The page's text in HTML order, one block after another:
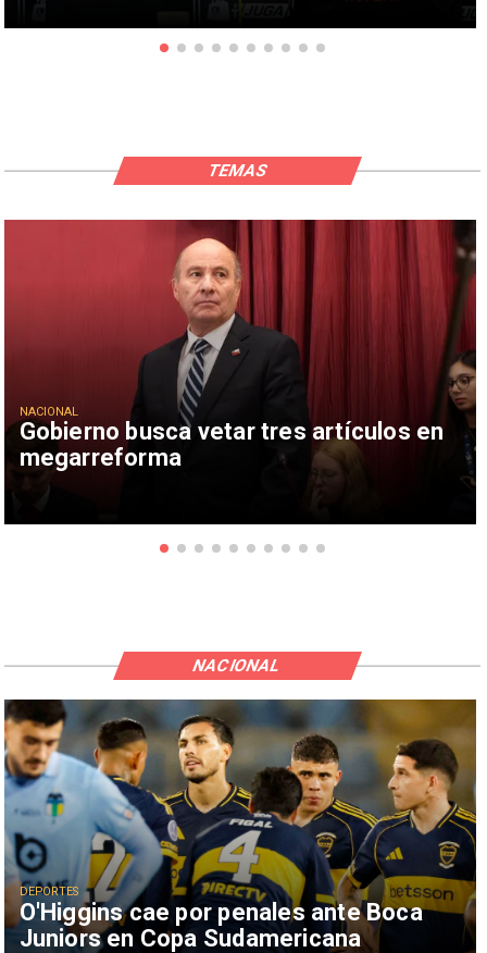
Gobierno busca vetar tres artículos en
megarreforma
NACIONAL
TEMAS
O'Higgins cae por penales ante Boca
Juniors en Copa Sudamericana
DEPORTES
NACIONAL